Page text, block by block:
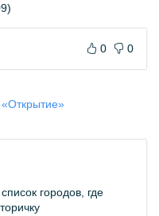
0 0
городов, где